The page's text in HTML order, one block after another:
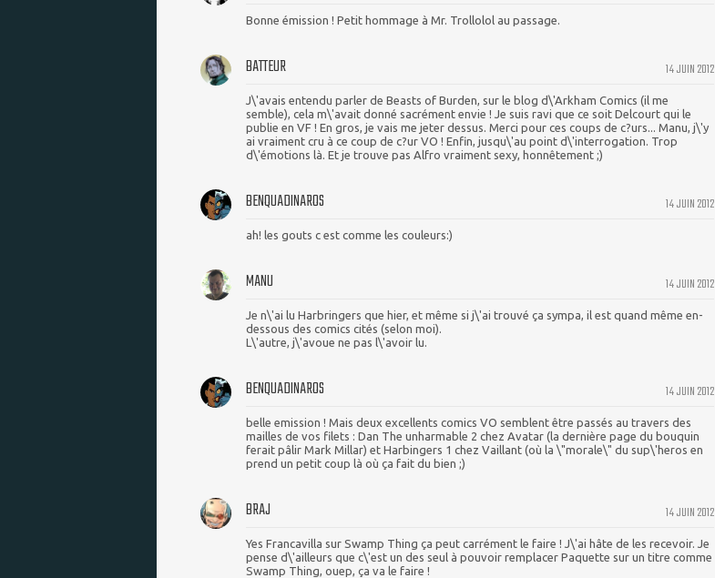
Bonne émission ! Petit hommage à Mr. Trollolol au passage.
14 JUIN 2012
BATTEUR
J\'avais entendu parler de Beasts of Burden, sur le blog d\'Arkham Comics (il me
semble), cela m\'avait donné sacrément envie ! Je suis ravi que ce soit Delcourt qui le
publie en VF ! En gros, je vais me jeter dessus. Merci pour ces coups de c?urs... Manu, j\'y
ai vraiment cru à ce coup de c?ur VO ! Enfin, jusqu\'au point d\'interrogation. Trop
d\'émotions là. Et je trouve pas Alfro vraiment sexy, honnêtement ;)
14 JUIN 2012
BENQUADINAROS
ah! les gouts c est comme les couleurs:)
14 JUIN 2012
MANU
Je n\'ai lu Harbringers que hier, et même si j\'ai trouvé ça sympa, il est quand même en-
dessous des comics cités (selon moi).
L\'autre, j\'avoue ne pas l\'avoir lu.
14 JUIN 2012
BENQUADINAROS
belle emission ! Mais deux excellents comics VO semblent être passés au travers des
mailles de vos filets : Dan The unharmable 2 chez Avatar (la dernière page du bouquin
ferait pâlir Mark Millar) et Harbingers 1 chez Vaillant (où la \"morale\" du sup\'heros en
prend un petit coup là où ça fait du bien ;)
14 JUIN 2012
BRAJ
Yes Francavilla sur Swamp Thing ça peut carrément le faire ! J\'ai hâte de les recevoir. Je
pense d\'ailleurs que c\'est un des seul à pouvoir remplacer Paquette sur un titre comme
Swamp Thing, ouep, ça va le faire !